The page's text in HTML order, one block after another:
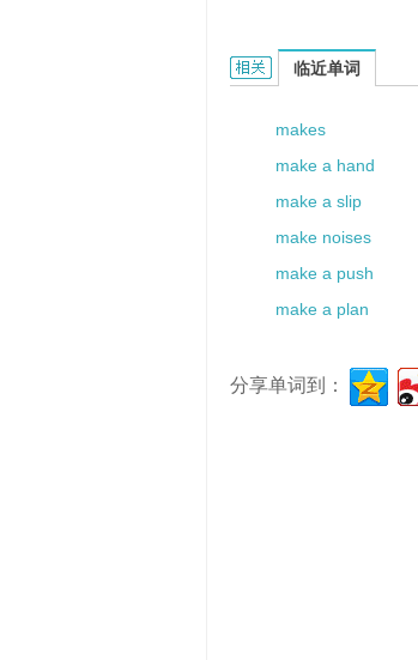
make hay的相关资料：
临近单词
makes
make a hand
make a slip
make noises
make a push
make a plan
分享单词到：